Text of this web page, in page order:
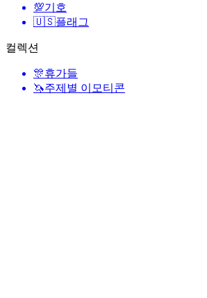
💯기호
🇺🇸플래그
컬렉션
🎊휴가들
🦄주제별 이모티콘